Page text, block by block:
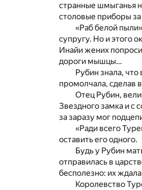
странные шмыганья
столовые приборы
«Раб белой
супругу. Но и этого
Инайи жених
дороги мышцы…
Рубин знала,
промолчала, сделав
Отец Рубин,
Звездного замка и с
за заразу мог
«Ради всего
оставить его одного.
Будь у Рубин
отправилась в
бесполезно: их
Королевство